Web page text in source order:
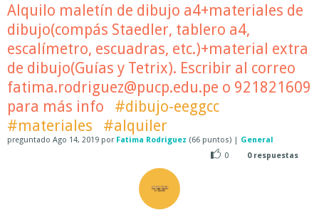
Alquilo maletín de dibujo a4+materiales de
dibujo(compás Staedler, tablero a4,
escalímetro, escuadras, etc.)+material extra
de dibujo(Guías y Tetrix). Escribir al correo
fatima.rodriguez@pucp.edu.pe o 921821609
para más info
#dibujo-eeggcc
#materiales
#alquiler
preguntado Ago 14, 2019 por Fatima Rodriguez (66 puntos) | General
0
0respuestas